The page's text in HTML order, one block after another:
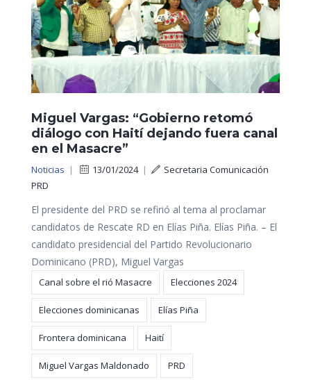
Miguel Vargas: “Gobierno retomó
diálogo con Haití dejando fuera canal
en el Masacre”
Noticias | 13/01/2024|
Secretaria Comunicación
PRD
El presidente del PRD se refirió al tema al proclamar
candidatos de Rescate RD en Elías Piña. Elías Piña. – El
candidato presidencial del Partido Revolucionario
Dominicano (PRD), Miguel Vargas
Canal sobre el rió Masacre Elecciones 2024
Elecciones dominicanas Elías Piña
Frontera dominicana Haití
Miguel Vargas Maldonado PRD